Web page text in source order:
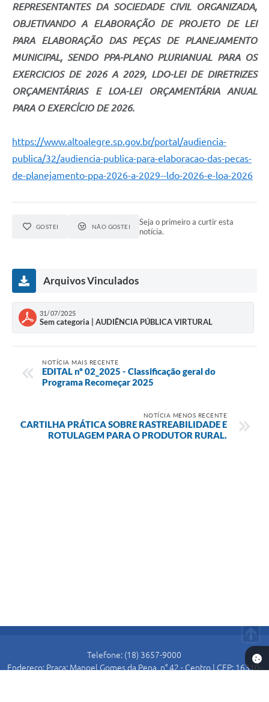
REPRESENTANTES DA SOCIEDADE CIVIL ORGANIZADA,
OBJETIVANDO A ELABORAÇÃO DE PROJETO DE LEI
PARA ELABORAÇÃO DAS PEÇAS DE PLANEJAMENTO
MUNICIPAL, SENDO PPA-PLANO PLURIANUAL PARA OS
EXERCICIOS DE 2026 A 2029, LDO-LEI DE DIRETRIZES
ORÇAMENTÁRIAS E LOA-LEI ORÇAMENTÁRIA ANUAL
PARA O EXERCÍCIO DE 2026.
https://www.altoalegre.sp.gov.br/portal/audiencia-
publica/32/audiencia-publica-para-elaboracao-das-pecas-
de-planejamento-ppa-2026-a-2029--ldo-2026-e-loa-2026
GOSTEI NÃO GOSTEI
Seja o primeiro a curtir esta
notícia.
Arquivos Vinculados
31/07/2025
Sem categoria | AUDIÊNCIA PÚBLICA VIRTURAL
NOTÍCIA MAIS RECENTE
EDITAL nº 02_2025 - Classificação geral do
Programa Recomeçar 2025
NOTÍCIA MENOS RECENTE
CARTILHA PRÁTICA SOBRE RASTREABILIDADE E
ROTULAGEM PARA O PRODUTOR RURAL.
Telefone: (18) 3657-9000
Endereço: Praça: Manoel Gomes da Pena, n° 42 - Centro | CEP: 16310-